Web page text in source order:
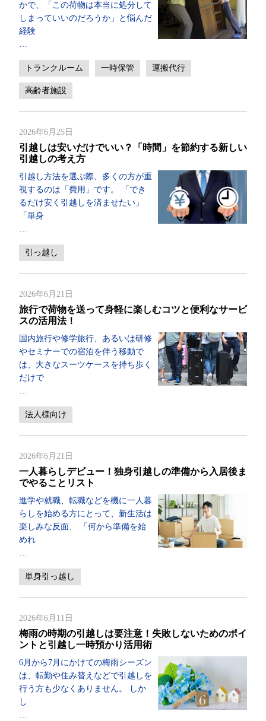
かで、「この荷物は本当に処分して
しまっていいのだろうか」と悩んだ
経験
…
トランクルーム 一時保管 運搬代行
高齢者施設
2026年6月25日
引越しは安いだけでいい？「時間」を節約する新しい
引越しの考え方
引越し方法を選ぶ際、多くの方が重
視するのは「費用」です。 「でき
るだけ安く引越しを済ませたい」
「単身
…
引っ越し
2026年6月21日
旅行で荷物を送って身軽に楽しむコツと便利なサービ
スの活用法！
国内旅行や修学旅行、あるいは研修
やセミナーでの宿泊を伴う移動で
は、大きなスーツケースを持ち歩く
だけで
…
法人様向け
2026年6月21日
一人暮らしデビュー！独身引越しの準備から入居後ま
でやることリスト
進学や就職、転職などを機に一人暮
らしを始める方にとって、新生活は
楽しみな反面、 「何から準備を始
めれ
…
単身引っ越し
2026年6月11日
梅雨の時期の引越しは要注意！失敗しないためのポイ
ントと引越し一時預かり活用術
6月から7月にかけての梅雨シーズン
は、転勤や住み替えなどで引越しを
行う方も少なくありません。 しか
し
…